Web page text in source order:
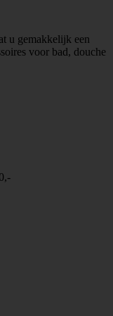
u gemakkelijk een
voor bad, douche